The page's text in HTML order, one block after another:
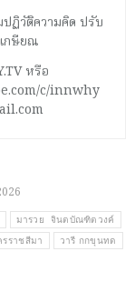
ฏิวัติความคิด ปรับ
กษียณ
หรือ
c/innwhy
มารวย จินตบัณฑิตวงค์
ราชสีมา วารี กกขุนทด